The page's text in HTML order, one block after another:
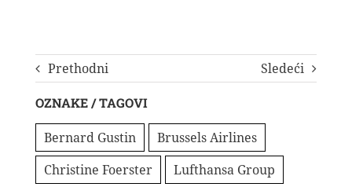
Prethodni Sledeći
OZNAKE / TAGOVI
Bernard Gustin
Brussels Airlines
Christine Foerster
Lufthansa Group